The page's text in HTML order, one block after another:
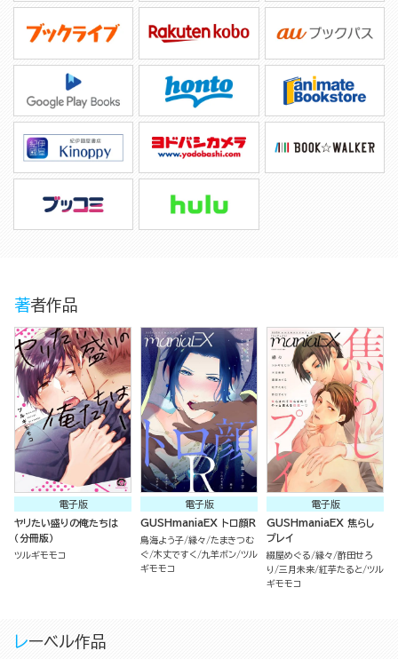
著者作品
電子版
ヤリたい盛りの俺たちは
（分冊版）
ツルギモモコ
電子版
GUSHmaniaEX トロ顔R
鳥海よう子 縁々 たまきつむ
ぐ 木丈ですく 九羊ボン ツル
ギモモコ
電子版
GUSHmaniaEX 焦らし
プレイ
綴屋めぐる 縁々 酢田せろ
り
三月未来 紅芋たると ツル
ギモモコ
レーベル作品